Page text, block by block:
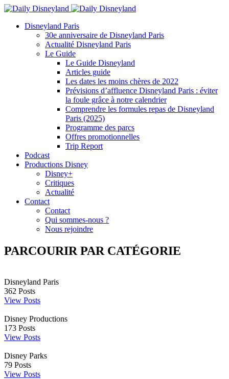
Disneyland Paris
30e anniversaire de Disneyland Paris
Actualité Disneyland Paris
Le Guide
Le Guide Disneyland
Articles guide
Les dates les moins chères de 2022
Prévisions d’affluence Disneyland Paris : éviter
la foule grâce à notre calendrier
Comprendre les formules repas de Disneyland
Paris (2025)
Programme des parcs
Offres promotionnelles
Trip Report
Podcast
Productions Disney
Disney+
Critiques
Actualité
Contact
Contact
Qui sommes-nous ?
Nous rejoindre
PARCOURIR PAR CATÉGORIE
Disneyland Paris
362 Posts
View Posts
Disney Productions
173 Posts
View Posts
Disney Parks
79 Posts
View Posts